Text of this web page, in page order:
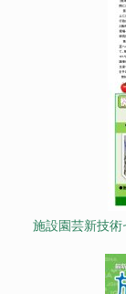
施設園芸新技